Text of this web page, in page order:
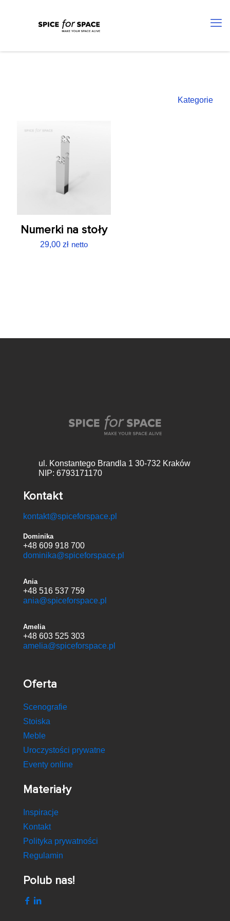
Kategorie
Numerki na stoły
29,00zł netto
ul. Konstantego Brandla 1 30-732 Kraków
NIP: 6793171170
Kontakt
kontakt@spiceforspace.pl
Dominika
+48 609 918 700
dominika@spiceforspace.pl
Ania
+48 516 537 759
ania@spiceforspace.pl
Amelia
+48 603 525 303
amelia@spiceforspace.pl
Oferta
Scenografie
Stoiska
Meble
Uroczystości prywatne
Eventy online
Materiały
Inspiracje
Kontakt
Polityka prywatności
Regulamin
Polub nas!